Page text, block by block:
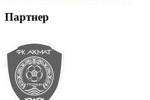
Партнер